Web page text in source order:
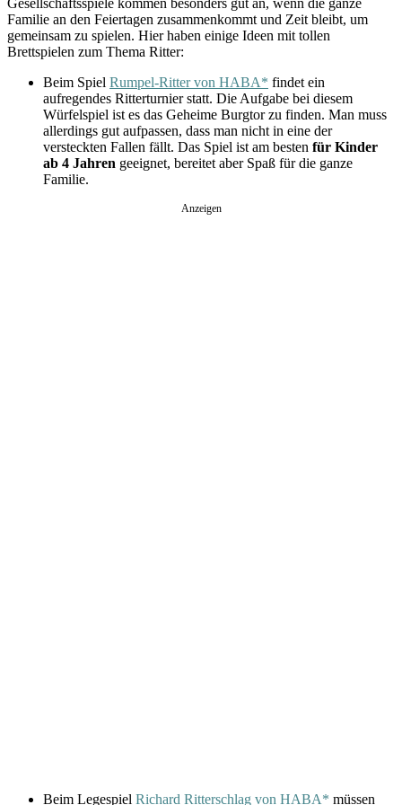
Gesellschaftsspiele kommen besonders gut an, wenn die ganze
Familie an den Feiertagen zusammenkommt und Zeit bleibt, um
gemeinsam zu spielen. Hier haben einige Ideen mit tollen
Brettspielen zum Thema Ritter:
Beim Spiel Rumpel-Ritter von HABA* findet ein
aufregendes Ritterturnier statt. Die Aufgabe bei diesem
Würfelspiel ist es das Geheime Burgtor zu finden. Man muss
allerdings gut aufpassen, dass man nicht in eine der
versteckten Fallen fällt. Das Spiel ist am besten für Kinder
ab 4 Jahren geeignet, bereitet aber Spaß für die ganze
Familie.
Anzeigen
Beim Legespiel Richard Ritterschlag von HABA* müssen